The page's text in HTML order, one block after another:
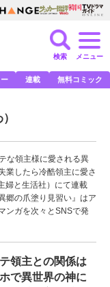
検索 メニュー
連載 無料コミック
な領主様に愛される異
業したら冷酷領主に愛さ
婦と生活社）にて連載
郷の爪塗り見習い』はア
ンガを次々とSNSで発
領主との関係は
で異世界の神に